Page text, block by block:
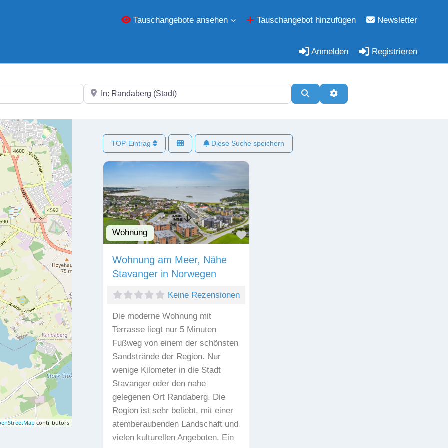
Tauschangebote ansehen Tauschangebot hinzufügen Newsletter
Anmelden Registrieren
In der Nähe SuchenErweiterte Filter
contributors
TOP-Eintrag Diese Suche speichern
Wohnung Favorit
Wohnung am Meer, Nähe
Stavanger in Norwegen
Keine Rezensionen
Die moderne Wohnung mit
Terrasse liegt nur 5 Minuten
Fußweg von einem der schönsten
Sandstrände der Region. Nur
wenige Kilometer in die Stadt
Stavanger oder den nahe
gelegenen Ort Randaberg. Die
Region ist sehr beliebt, mit einer
atemberaubenden Landschaft und
vielen kulturellen Angeboten. Ein